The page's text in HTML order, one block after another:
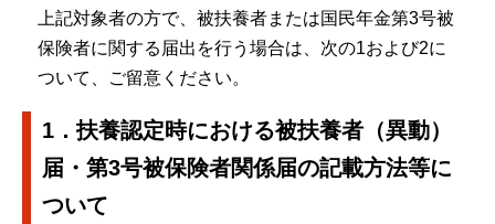
上記対象者の方で、被扶養者または国民年金第3号被
保険者に関する届出を行う場合は、次の1および2に
ついて、ご留意ください。
1．扶養認定時における被扶養者（異動）
届・第3号被保険者関係届の記載方法等に
ついて